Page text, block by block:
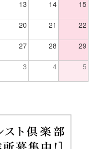
13 14 15
20 21 22
27 28 29
3 4 5